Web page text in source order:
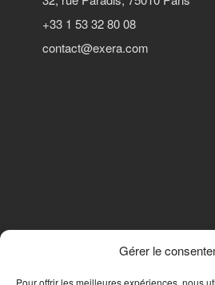
Gérer le
Pour offrir les meilleures expériences, nous
+33 1 53 32 80 08
contact@exera.com